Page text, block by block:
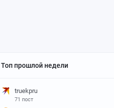
Топ прошлой недели
truekpru
71 пост